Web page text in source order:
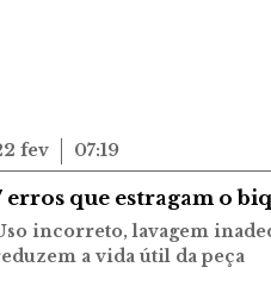
fev 07:19
erros que estragam o
incorreto, lavagem
a vida útil da peça